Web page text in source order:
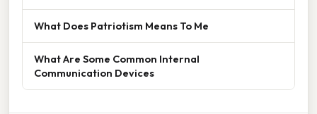
What Does Patriotism Means To Me
What Are Some Common Internal
Communication Devices